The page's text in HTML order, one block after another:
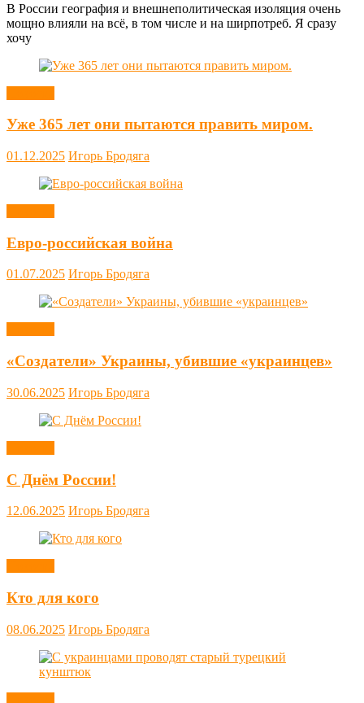
В России география и внешнеполитическая изоляция очень
мощно влияли на всё, в том числе и на ширпотреб. Я сразу
хочу
Уже 365 лет они пытаются править миром.
01.12.2025 Игорь Бродяга
Евро-российская война
01.07.2025 Игорь Бродяга
«Создатели» Украины, убившие «украинцев»
30.06.2025 Игорь Бродяга
С Днём России!
12.06.2025 Игорь Бродяга
Кто для кого
08.06.2025 Игорь Бродяга